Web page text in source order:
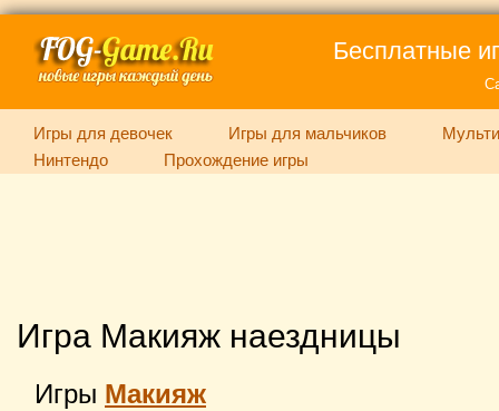
Бесплатные
Игры для девочек Игры для мальчиков
Нинтендо
Прохождение игры
Игра Макияж наездницы
Игры Макияж